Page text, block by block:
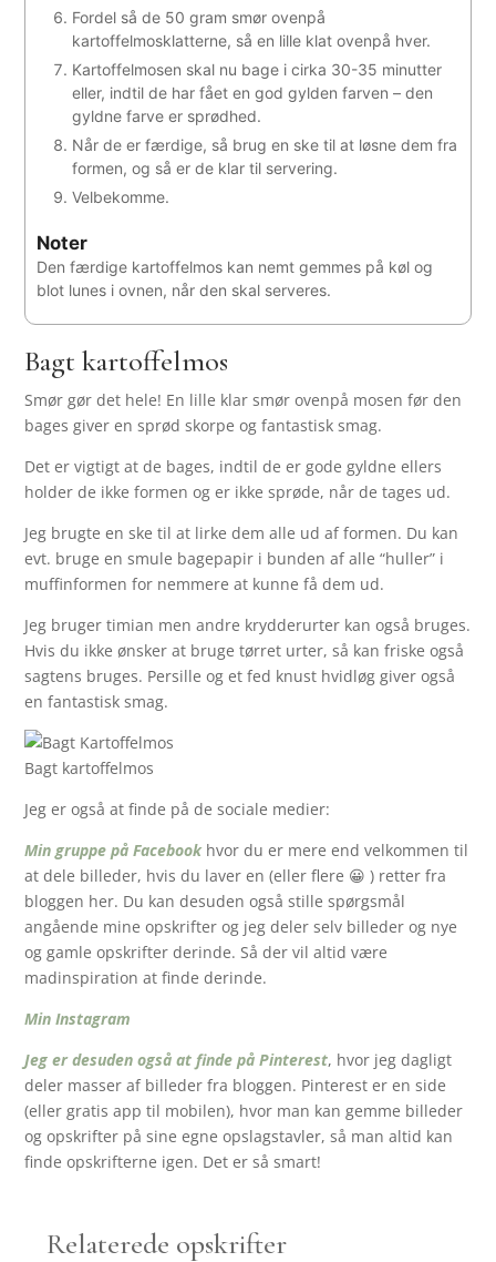
Fordel så de 50 gram smør ovenpå
kartoffelmosklatterne, så en lille klat ovenpå hver.
Kartoffelmosen skal nu bage i cirka 30-35 minutter
eller, indtil de har fået en god gylden farven – den
gyldne farve er sprødhed.
Når de er færdige, så brug en ske til at løsne dem fra
formen, og så er de klar til servering.
Velbekomme.
Noter
Den færdige kartoffelmos kan nemt gemmes på køl og
blot lunes i ovnen, når den skal serveres.
Bagt kartoffelmos
Smør gør det hele! En lille klar smør ovenpå mosen før den
bages giver en sprød skorpe og fantastisk smag.
Det er vigtigt at de bages, indtil de er gode gyldne ellers
holder de ikke formen og er ikke sprøde, når de tages ud.
Jeg brugte en ske til at lirke dem alle ud af formen. Du kan
evt. bruge en smule bagepapir i bunden af alle “huller” i
muffinformen for nemmere at kunne få dem ud.
Jeg bruger timian men andre krydderurter kan også bruges.
Hvis du ikke ønsker at bruge tørret urter, så kan friske også
sagtens bruges. Persille og et fed knust hvidløg giver også
en fantastisk smag.
Bagt kartoffelmos
Jeg er også at finde på de sociale medier:
Min gruppe på Facebookhvor du er mere end velkommen til
at dele billeder, hvis du laver en (eller flere 😀 ) retter fra
bloggen her. Du kan desuden også stille spørgsmål
angående mine opskrifter og jeg deler selv billeder og nye
og gamle opskrifter derinde. Så der vil altid være
madinspiration at finde derinde.
Min Instagram
Jeg er desuden også at finde på Pinterest, hvor jeg dagligt
deler masser af billeder fra bloggen. Pinterest er en side
(eller gratis app til mobilen), hvor man kan gemme billeder
og opskrifter på sine egne opslagstavler, så man altid kan
finde opskrifterne igen. Det er så smart!
Relaterede opskrifter